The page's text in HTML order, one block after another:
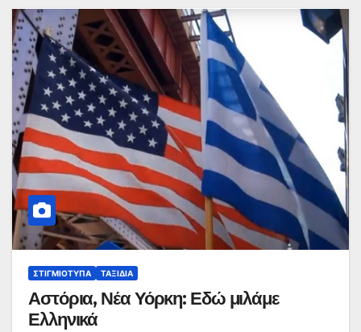
ΣΤΙΓΜΙΌΤΥΠΑ ΤΑΞΊΔΙΑ
Αστόρια, Νέα Υόρκη: Εδώ μιλάμε
Ελληνικά